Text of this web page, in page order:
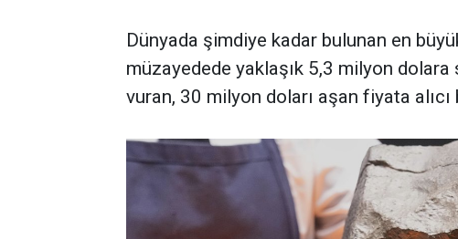
Dünyada şimdiye kadar bulunan en
müzayedede yaklaşık 5,3 milyon dolara
vuran, 30 milyon doları aşan fiyata